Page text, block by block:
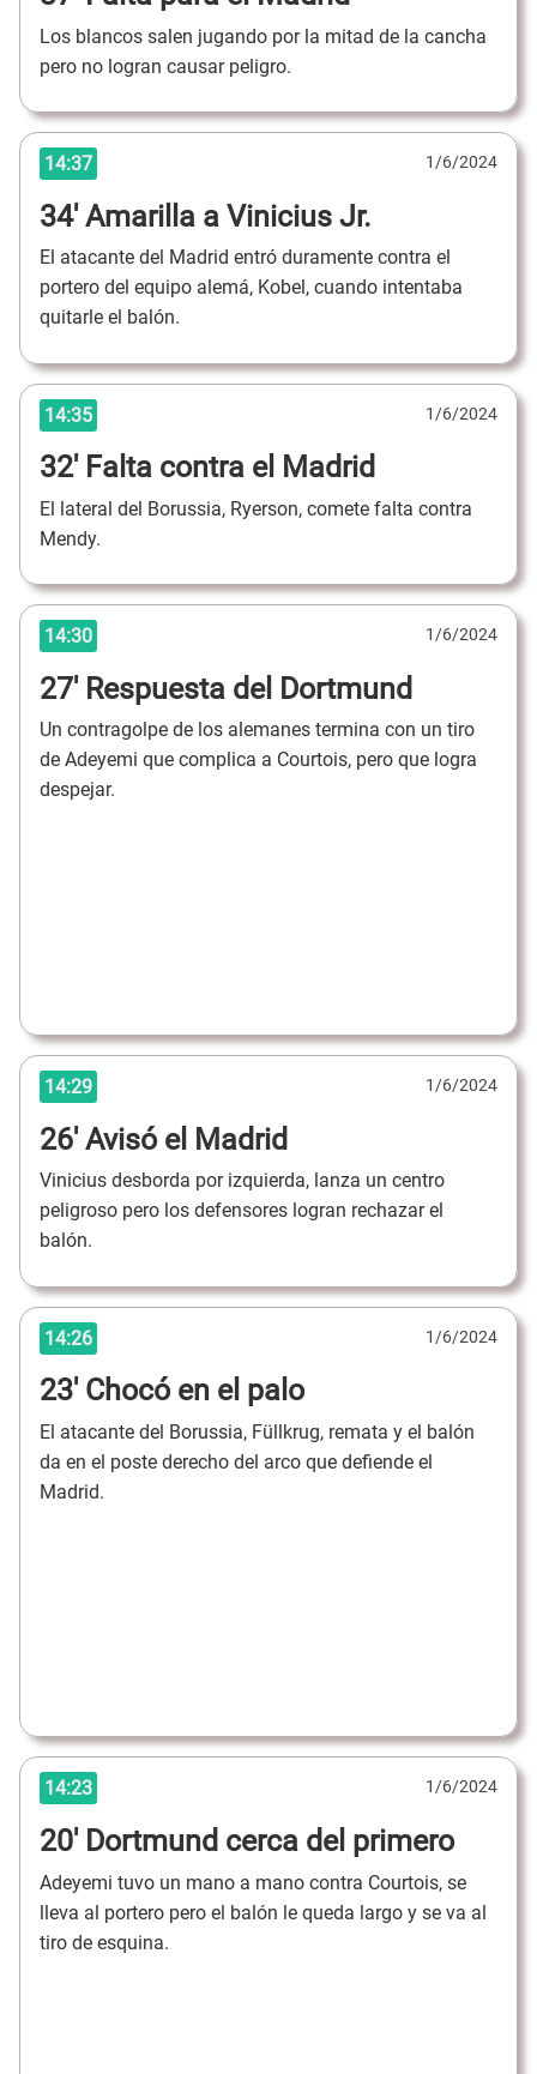
Los blancos salen jugando por la mitad de la cancha
pero no logran causar peligro.
14:37 1/6/2024
34' Amarilla a Vinicius Jr.
El atacante del Madrid entró duramente contra el
portero del equipo alemá, Kobel, cuando intentaba
quitarle el balón.
14:35 1/6/2024
32' Falta contra el Madrid
El lateral del Borussia, Ryerson, comete falta contra
Mendy.
14:30 1/6/2024
27' Respuesta del Dortmund
Un contragolpe de los alemanes termina con un tiro
de Adeyemi que complica a Courtois, pero que logra
despejar.
14:29 1/6/2024
26' Avisó el Madrid
Vinicius desborda por izquierda, lanza un centro
peligroso pero los defensores logran rechazar el
balón.
14:26 1/6/2024
23' Chocó en el palo
El atacante del Borussia, Füllkrug, remata y el balón
da en el poste derecho del arco que defiende el
Madrid.
14:23 1/6/2024
20' Dortmund cerca del primero
Adeyemi tuvo un mano a mano contra Courtois, se
lleva al portero pero el balón le queda largo y se va al
tiro de esquina.